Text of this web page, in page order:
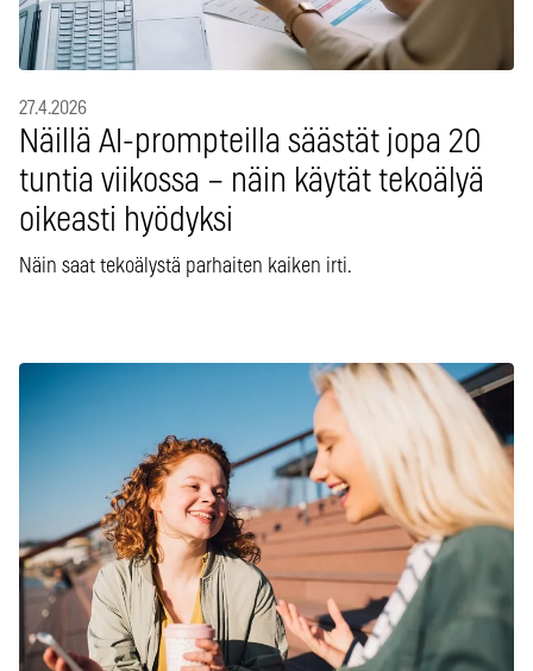
27.4.2026
Näillä AI-prompteilla säästät jopa 20
tuntia viikossa – näin käytät tekoälyä
oikeasti hyödyksi
Näin saat tekoälystä parhaiten kaiken irti.